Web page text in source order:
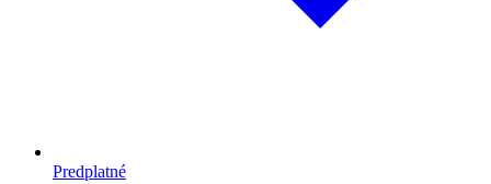
Predplatné